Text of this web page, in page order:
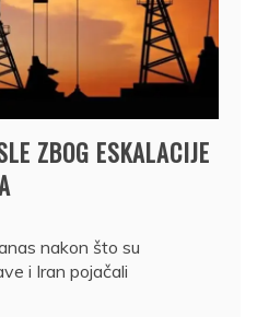
ZBOG ESKALACIJE
nakon što su
i Iran pojačali